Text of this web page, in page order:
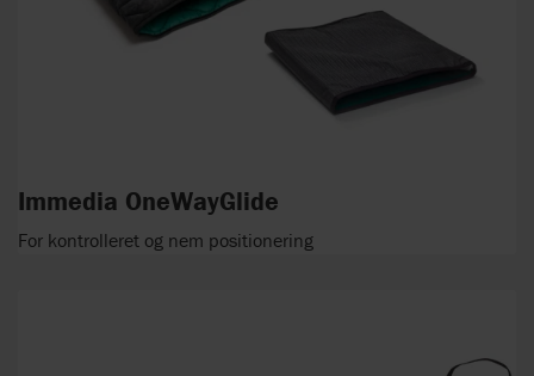
Immedia OneWayGlide
For kontrolleret og nem positionering